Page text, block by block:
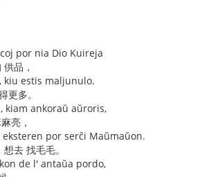
por nia Dio Kuireja
品，
kiu estis maljunulo.
更多。
kiam ankoraŭ aŭroris,
亮，
por serĉi Maŭmaŭon.
去 找毛毛。
de l' antaŭa pordo,